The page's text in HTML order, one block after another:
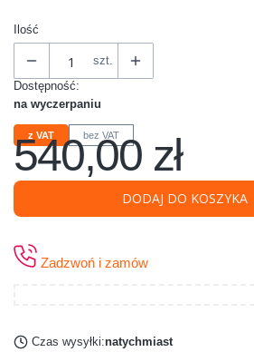
Ilość
szt.
Dostępność:
na wyczerpaniu
z VAT bez VAT
Cena
540,00 zł
DODAJ DO KOSZYKA
Zadzwoń i zamów
Czas wysyłki:natychmiast